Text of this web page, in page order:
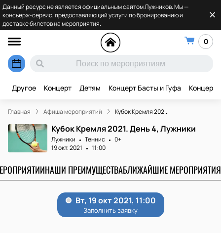
Данный ресурс не является официальным сайтом Лужников. Мы —
консьерж-сервис, предоставляющий услуги по бронированию и
доставке билетов на мероприятия.
0
Другое Концерт Детям Концерт Басты и Гуфа Концерт
Главная Афиша мероприятий Кубок Кремля 202...
Кубок Кремля 2021. День 4, Лужники
Лужники Теннис
0+
19 окт. 2021
11:00
НАШИ ПРЕИМУЩЕСТВАБЛИЖАЙШИЕ МЕРОПРИЯТИЯ